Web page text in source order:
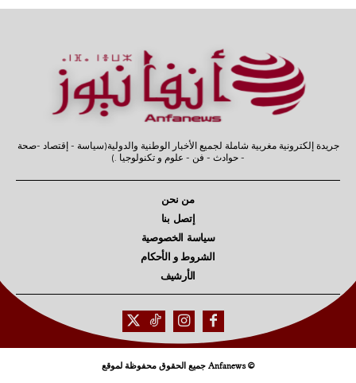
جريدة إلكترونية مغربية شاملة لجميع الأخبار الوطنية والدولية(سياسة - إقتصاد -صحة
- حوادث - فن - علوم و تكنولوجيا .)
من نحن
إتصل بنا
سياسة الخصوصية
الشروط و الأحكام
الأرشيف
© Anfanews جميع الحقوق محفوظة لموقع